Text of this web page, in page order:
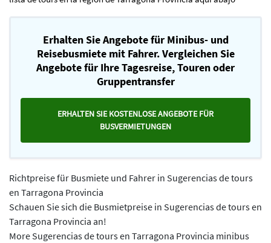
Erhalten Sie Angebote für Minibus- und
Reisebusmiete mit Fahrer. Vergleichen Sie
Angebote für Ihre Tagesreise, Touren oder
Gruppentransfer
ERHALTEN SIE KOSTENLOSE ANGEBOTE FÜR
BUSVERMIETUNGEN
Richtpreise für Busmiete und Fahrer in Sugerencias de tours
en Tarragona Provincia
Schauen Sie sich die Busmietpreise in Sugerencias de tours en
Tarragona Provincia an!
More Sugerencias de tours en Tarragona Provincia minibus